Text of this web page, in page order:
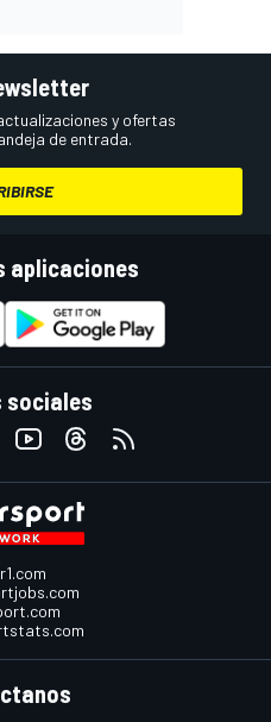
y ofertas
de entrada.
aplicaciones
sociales